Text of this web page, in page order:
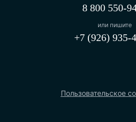
8 800 550-
Пользовательское
или пишите
+7 (926) 935-